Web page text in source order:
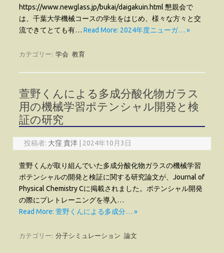
https://www.newglass.jp/bukai/daigakuin.html 懇親会で
は、千葉大学機械コースの学生をはじめ、様々な方々と交
流できてとても有… Read More: 2024年度ニューガ… »
カテゴリー: 学会 教育
萱野くんによる多成分酸化物ガラス
用の機械学習ポテンシャル開発と検
証の研究
投稿者: 大窪 貴洋 2024年10月3日
萱野くんが取り組んでいた多成分酸化物ガラスの機械学習
ポテンシャルの開発と検証に関する研究論文が、Journal of
Physical Chemistry Cに掲載されました。ポテンシャル開発
の際にプレトレーニングを導入…
Read More: 萱野くんによる多成分… »
カテゴリー: 分子シミュレーション 論文